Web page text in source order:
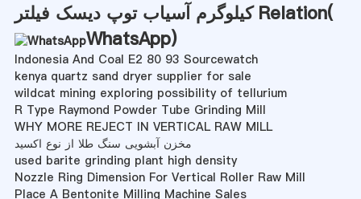
کیلوگرم آسیاب توپ دیسک فیلتر Relation(
WhatsApp)
Indonesia And Coal E2 80 93 Sourcewatch
kenya quartz sand dryer supplier for sale
wildcat mining exploring possibility of tellurium
R Type Raymond Powder Tube Grinding Mill
WHY MORE REJECT IN VERTICAL RAW MILL
مخزن آبشویی سنگ طلا از نوع اکسید
used barite grinding plant high density
Nozzle Ring Dimension For Vertical Roller Raw Mill
Place A Bentonite Milling Machine Sales